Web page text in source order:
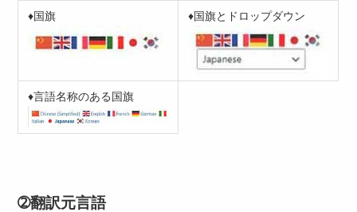
♦国旗 ♦国旗とドロップダウン
♦言語名称のある国旗
➁翻訳元言語